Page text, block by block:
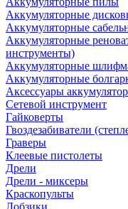
Аккумуляторные
Аккумуляторные
Аккумуляторные
инструменты)
Аккумуляторные
Аккумуляторные
Аксессуары
Сетевой инструмент
Гайковерты
Гвоздезабиватели
Граверы
Клеевые пистолеты
Дрели
Дрели - миксеры
Краскопульты
Лобзики